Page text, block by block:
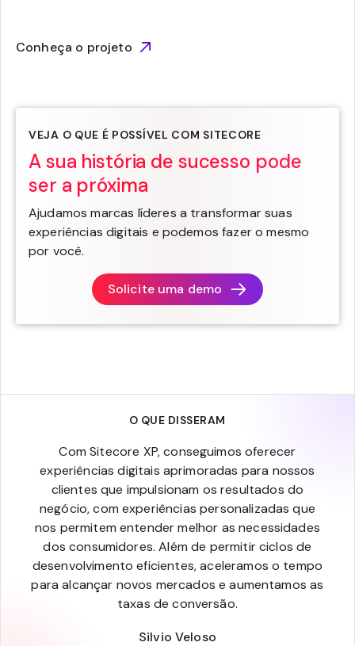
Conheça o projeto
VEJA O QUE É POSSÍVEL COM SITECORE
A sua história de sucesso pode
ser a próxima
Ajudamos marcas líderes a transformar suas
experiências digitais e podemos fazer o mesmo
por você.
Solicite uma demo
O QUE DISSERAM
Com Sitecore XP, conseguimos oferecer
experiências digitais aprimoradas para nossos
clientes que impulsionam os resultados do
negócio, com experiências personalizadas que
nos permitem entender melhor as necessidades
dos consumidores. Além de permitir ciclos de
desenvolvimento eficientes, aceleramos o tempo
para alcançar novos mercados e aumentamos as
taxas de conversão.
Silvio Veloso